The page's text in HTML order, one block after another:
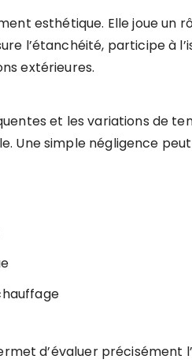
esthétique. Elle joue un
l’étanchéité, participe à
extérieures.
et les variations de
Une simple négligence
d’évaluer précisément